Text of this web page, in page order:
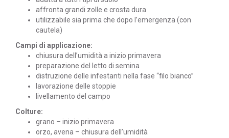
affronta grandi zolle e crosta dura
utilizzabile sia prima che dopo l’emergenza (con
cautela)
Campi di applicazione:
chiusura dell’umidità a inizio primavera
preparazione del letto di semina
distruzione delle infestanti nella fase “filo bianco”
lavorazione delle stoppie
livellamento del campo
Colture:
grano – inizio primavera
orzo, avena – chiusura dell’umidità